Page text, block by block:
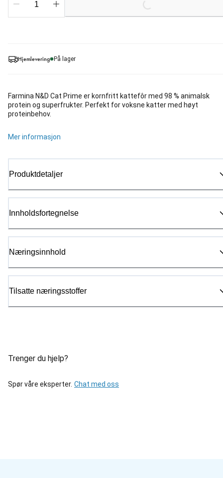
Hjemlevering På lager
Farmina N&D Cat Prime er kornfritt kattefôr med 98 % animalsk
protein og superfrukter. Perfekt for voksne katter med høyt
proteinbehov.
Mer informasjon
Produktdetaljer
Innholdsfortegnelse
Næringsinnhold
Tilsatte næringsstoffer
Trenger du hjelp?
Spør våre eksperter. Chat med oss
Loading...